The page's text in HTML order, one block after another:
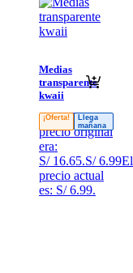
¡Oferta!
Llega
mañana
Medias
transparente
kwaii
S/16.65 El
precio original
era:
S/ 16.65.S/6.99El
precio actual
es: S/ 6.99.